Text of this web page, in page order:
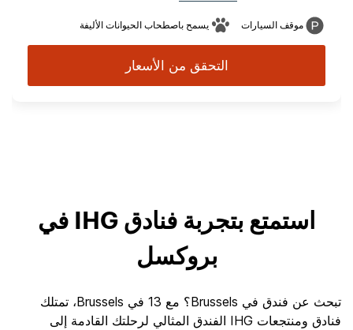
موقف السيارات يسمح باصطحاب الحيوانات الأليفة
التحقق من الأسعار
استمتع بتجربة فنادق IHG في
بروكسل
تبحث عن فندق في Brussels؟ مع 13 في Brussels، تمتلك
فنادق ومنتجعات IHG الفندق المثالي لرحلتك القادمة إلى